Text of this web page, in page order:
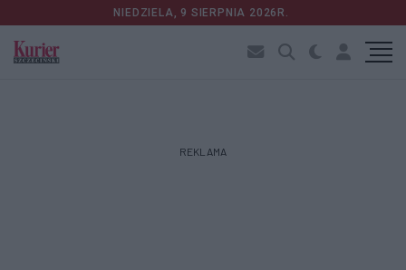
NIEDZIELA, 9 SIERPNIA 2026R.
REKLAMA